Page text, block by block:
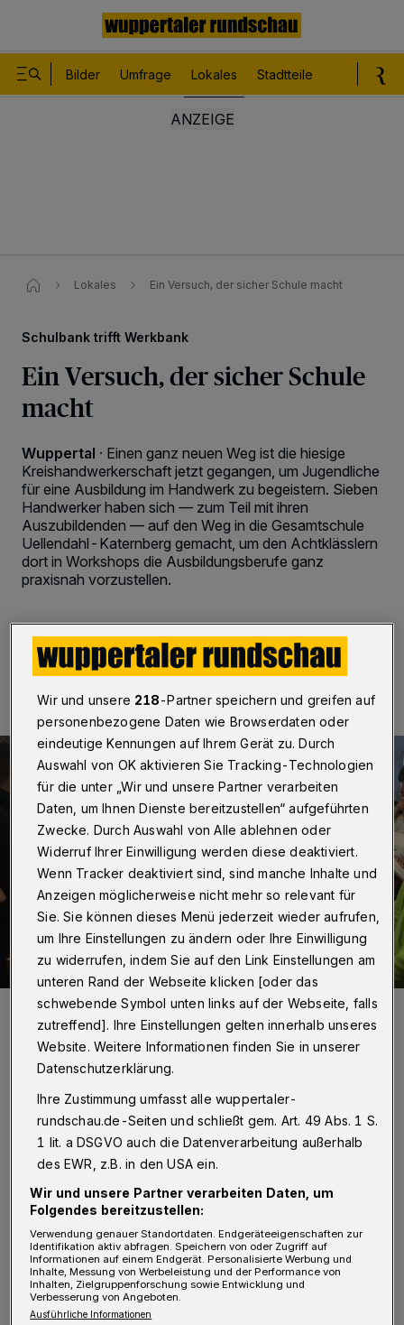
Bilder Umfrage Lokales Stadtteile
Lokales Ein Versuch, der sicher Schule macht
Schulbank trifft Werkbank
Ein Versuch, der sicher Schule
macht
Wuppertal · Einen ganz neuen Weg ist die hiesige
Kreishandwerkerschaft jetzt gegangen, um Jugendliche
für eine Ausbildung im Handwerk zu begeistern. Sieben
Handwerker haben sich — zum Teil mit ihren
Auszubildenden — auf den Weg in die Gesamtschule
Uellendahl-Katernberg gemacht, um den Achtklässlern
dort in Workshops die Ausbildungsberufe ganz
praxisnah vorzustellen.
31.01.2018 , 08:37 Uhr 3 Minuten Lesezeit
Foto: Kreishandwerkerschaft
S chon jetzt sind alle Beteiligten sicher, das
wird Schule machen. Die Initiative kam
von der Schule selbst, Carsten Ackermann ist
Koordinator für die Berufs- und
Studienorientierung (StuBo) an der
Gesamtschule Uellendahl-Katernberg und
hatte sich direkt an die
Kreishandwerkerschaft Solingen-Wuppertal
Wir und unsere 218-Partner speichern und greifen auf
personenbezogene Daten wie Browserdaten oder
eindeutige Kennungen auf Ihrem Gerät zu. Durch
Auswahl von OK aktivieren Sie Tracking-Technologien
für die unter „Wir und unsere Partner verarbeiten
Daten, um Ihnen Dienste bereitzustellen“ aufgeführten
Zwecke. Durch Auswahl von Alle ablehnen oder
Widerruf Ihrer Einwilligung werden diese deaktiviert.
Wenn Tracker deaktiviert sind, sind manche Inhalte und
Anzeigen möglicherweise nicht mehr so relevant für
Sie. Sie können dieses Menü jederzeit wieder aufrufen,
um Ihre Einstellungen zu ändern oder Ihre Einwilligung
zu widerrufen, indem Sie auf den Link Einstellungen am
unteren Rand der Webseite klicken [oder das
schwebende Symbol unten links auf der Webseite, falls
zutreffend]. Ihre Einstellungen gelten innerhalb unseres
Website. Weitere Informationen finden Sie in unserer
Datenschutzerklärung.
Ihre Zustimmung umfasst alle wuppertaler-
rundschau.de-Seiten und schließt gem. Art. 49 Abs. 1 S.
1 lit. a DSGVO auch die Datenverarbeitung außerhalb
des EWR, z.B. in den USA ein.
Wir und unsere Partner verarbeiten Daten, um
Folgendes bereitzustellen:
Verwendung genauer Standortdaten. Endgeräteeigenschaften zur
Identifikation aktiv abfragen. Speichern von oder Zugriff auf
Informationen auf einem Endgerät. Personalisierte Werbung und
Inhalte, Messung von Werbeleistung und der Performance von
Inhalten, Zielgruppenforschung sowie Entwicklung und
Verbesserung von Angeboten.
Ausführliche Informationen